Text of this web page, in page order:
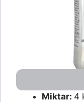
Miktar: 4